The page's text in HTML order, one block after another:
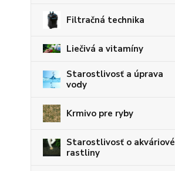
Filtračná technika
Liečivá a vitamíny
Starostlivosť a úprava
vody
Krmivo pre ryby
Starostlivosť o akváriové
rastliny